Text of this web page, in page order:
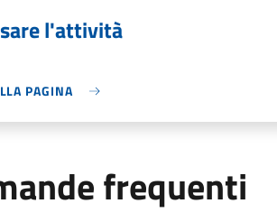
l'attività
PAGINA
frequenti